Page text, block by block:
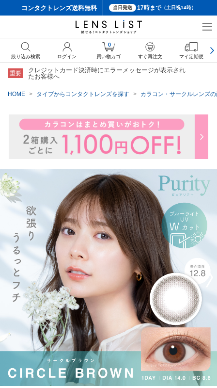
コンタクトレンズ送料無料 当日発送 17時まで（土日祝14時）
重要
クレジットカード決済時にエラーメッセージが表示され
たお客様へ
HOME タイプからコンタクトレンズを探す カラコン・サークルレンズ
絞り込み検索 ログイン
0
買い物カゴ すぐ再注文 マイ定期便
クーポン詳細